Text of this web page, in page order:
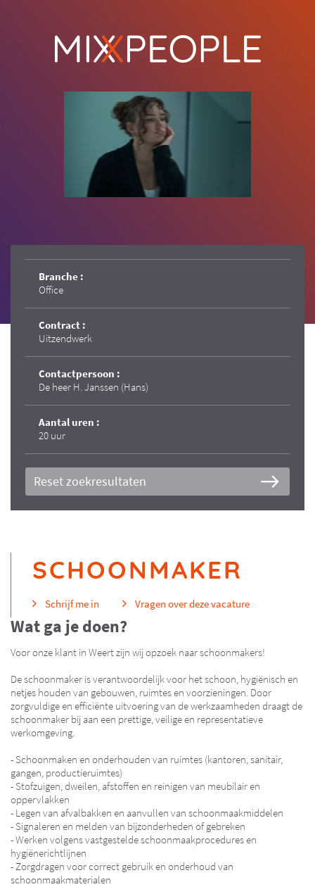
Branche :
Office
Contract :
Uitzendwerk
Contactpersoon :
De heer H. Janssen (Hans)
Aantal uren :
20 uur
Reset zoekresultaten
SCHOONMAKER
Schrijf me in Vragen over deze vacature
Wat ga je doen?
Voor onze klant in Weert zijn wij opzoek naar schoonmakers!
De schoonmaker is verantwoordelijk voor het schoon, hygiënisch en
netjes houden van gebouwen, ruimtes en voorzieningen. Door
zorgvuldige en efficiënte uitvoering van de werkzaamheden draagt de
schoonmaker bij aan een prettige, veilige en representatieve
werkomgeving.
- Schoonmaken en onderhouden van ruimtes (kantoren, sanitair,
gangen, productieruimtes)
- Stofzuigen, dweilen, afstoffen en reinigen van meubilair en
oppervlakken
- Legen van afvalbakken en aanvullen van schoonmaakmiddelen
- Signaleren en melden van bijzonderheden of gebreken
- Werken volgens vastgestelde schoonmaakprocedures en
hygiënerichtlijnen
- Zorgdragen voor correct gebruik en onderhoud van
schoonmaakmaterialen